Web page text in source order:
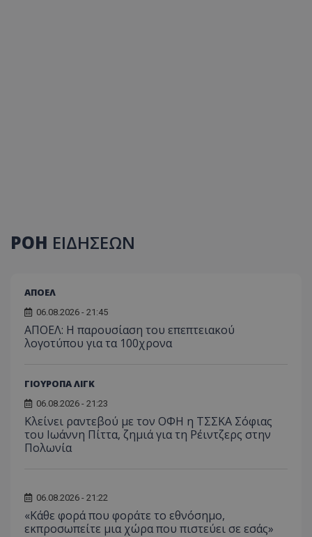
ΡΟΗ ΕΙΔΗΣΕΩΝ
ΑΠΟΕΛ
06.08.2026 - 21:45
ΑΠΟΕΛ: Η παρουσίαση του επεπτειακού
λογοτύπου για τα 100χρονα
ΓΙΟΥΡΟΠΑ ΛΙΓΚ
06.08.2026 - 21:23
Κλείνει ραντεβού με τον ΟΦΗ η ΤΣΣΚΑ Σόφιας
του Ιωάννη Πίττα, ζημιά για τη Ρέιντζερς στην
Πολωνία
06.08.2026 - 21:22
«Κάθε φορά που φοράτε το εθνόσημο,
εκπροσωπείτε μια χώρα που πιστεύει σε εσάς»